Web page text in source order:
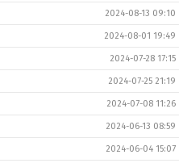
2024-08-13 09:10
2024-08-01 19:49
2024-07-28 17:15
2024-07-25 21:19
2024-07-08 11:26
2024-06-13 08:59
2024-06-04 15:07